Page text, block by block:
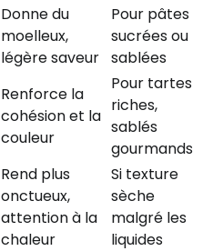
Donne du
moelleux,
légère saveur
Pour pâtes
sucrées ou
sablées
Renforce la
cohésion et la
couleur
Pour tartes
riches,
sablés
gourmands
Rend plus
onctueux,
attention à la
chaleur
Si texture
sèche
malgré les
liquides